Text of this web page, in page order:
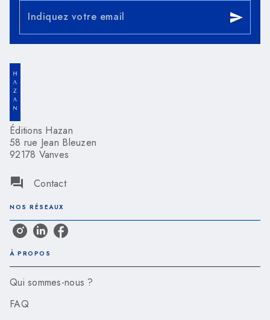
Indiquez votre email send
Éditions Hazan
58 rue Jean Bleuzen
92178 Vanves
question_answer Contact
NOS RÉSEAUX
À PROPOS
Qui sommes-nous ?
FAQ